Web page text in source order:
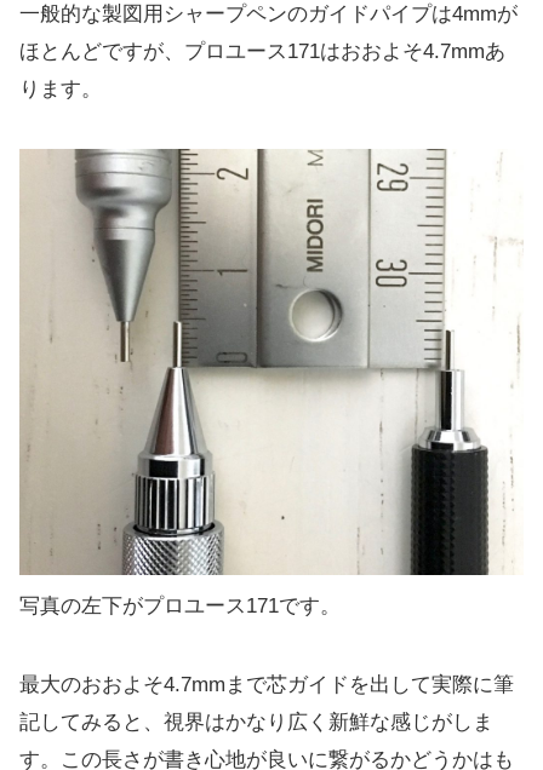
一般的な製図用シャープペンのガイドパイプは4mmが
ほとんどですが、プロユース171はおおよそ4.7mmあ
ります。
写真の左下がプロユース171です。
最大のおおよそ4.7mmまで芯ガイドを出して実際に筆
記してみると、視界はかなり広く新鮮な感じがしま
す。この長さが書き心地が良いに繋がるかどうかはも